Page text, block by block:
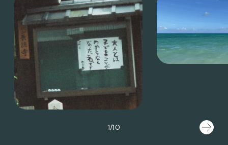
1/10